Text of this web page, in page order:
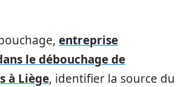
entreprise
le débouchage de
à Liège, identifier la source du